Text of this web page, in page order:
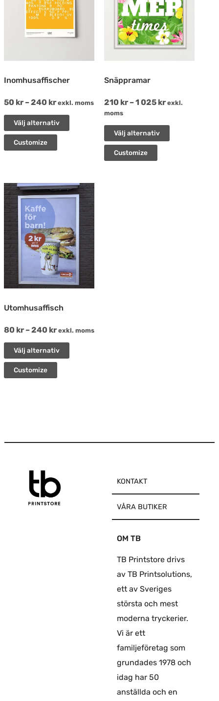
Inomhusaffischer
50 kr–240 kr exkl. moms
Välj alternativ
flera
De
alternativen
kan
på
produktsidan
Customize
Snäppramar
210 kr–1 025 kr exkl.
moms
Välj alternativ
flera
varianter.
De
olika
alternativen
på
Customize
Utomhusaffisch
80 kr–240 kr exkl. moms
Välj alternativ
Den
här
produkten
har
flera
varianter.
De
Customize
KONTAKT
VÅRA BUTIKER
OM TB
TB Printstore drivs
av TB Printsolutions,
ett av Sveriges
största och mest
moderna tryckerier.
Vi är ett
familjeföretag som
grundades 1978 och
idag har 50
anställda och en